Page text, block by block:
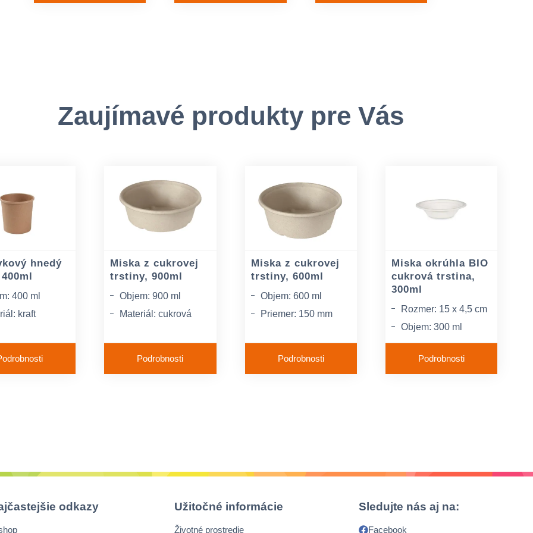
Zaujímavé produkty pre Vás
hnedý
400 ml
kraft
Miska z cukrovej
trstiny, 900ml
Objem: 900 ml
Materiál: cukrová
Farba: prírodne
hnedáPodrobnosti
Miska z cukrovej
trstiny, 600ml
Objem: 600 ml
Priemer: 150 mm
trstina
Podrobnosti
Miska okrúhla BIO
cukrová trstina,
300ml
Rozmer: 15 x 4,5 cm
Objem: 300 ml
Materiál: cukrová
trstinaPodrobnosti
odkazy Užitočné informácie
Životné prostredie
Sledujte nás aj na:
Facebook